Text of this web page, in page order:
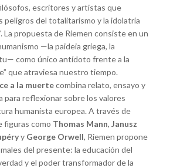
escritores y artistas que
peligros del totalitarismo y la idolatría
La propuesta de Riemen consiste en un
—la paideia griega, la
como único antídoto frente a la
que atraviesa nuestro tiempo.
a la muertecombina relato, ensayo y
para reflexionar sobre los valores
humanista europea. A través de
figuras como Thomas Mann, Janusz
y George Orwell, Riemen propone
del presente: la educación del
y el poder transformador de la